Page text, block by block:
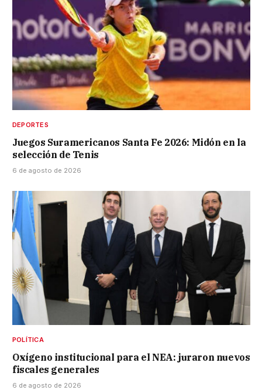
DEPORTES
Juegos Suramericanos Santa Fe 2026: Midón en la
selección de Tenis
6 de agosto de 2026
POLÍTICA
Oxígeno institucional para el NEA: juraron nuevos
fiscales generales
6 de agosto de 2026